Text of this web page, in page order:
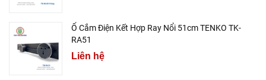
Ổ Cắm Điện Kết Hợp Ray Nổi 51cm TENKO TK-
RA51
Liên hệ